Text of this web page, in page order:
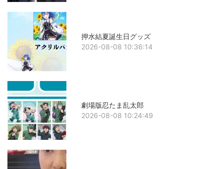
押水結夏誕生日グッズ
2026-08-08 10:36:14
劇場版忍たま乱太郎
2026-08-08 10:24:49